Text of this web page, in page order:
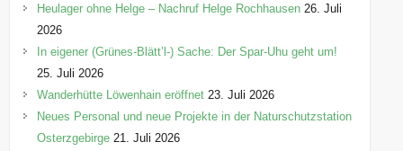
Heulager ohne Helge – Nachruf Helge Rochhausen 26. Juli
2026
In eigener (Grünes-Blätt’l-) Sache: Der Spar-Uhu geht um!
25. Juli 2026
Wanderhütte Löwenhain eröffnet 23. Juli 2026
Neues Personal und neue Projekte in der Naturschutzstation
Osterzgebirge 21. Juli 2026